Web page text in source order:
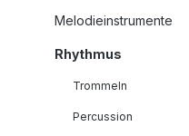
Melodieinstrumente
Rhythmus
Trommeln
Percussion